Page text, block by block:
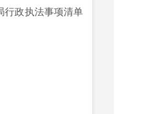
行政执法事项清单